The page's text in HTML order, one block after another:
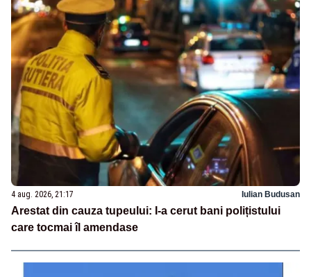
4 aug. 2026, 21:17 Iulian Budusan
Arestat din cauza tupeului: I-a cerut bani polițistului
care tocmai îl amendase